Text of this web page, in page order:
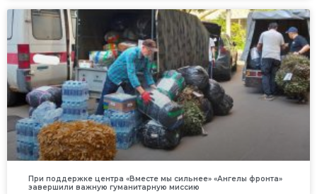
При поддержке центра «Вместе мы сильнее» «Ангелы фронта»
завершили важную гуманитарную миссию